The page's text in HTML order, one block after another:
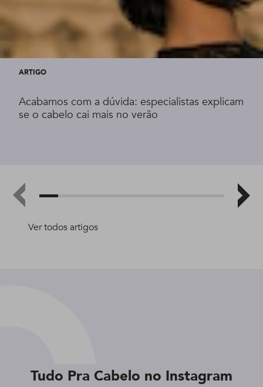
Ver todos artigos
ARTIGO
Acabamos com a dúvida: especialistas explicam
se o cabelo cai mais no verão
Tudo Pra Cabelo no Instagram